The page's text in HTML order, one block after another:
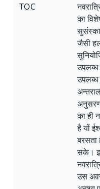
TOC
का
जैसी
उपलब्ध
का ही
है यों
सके।
उस